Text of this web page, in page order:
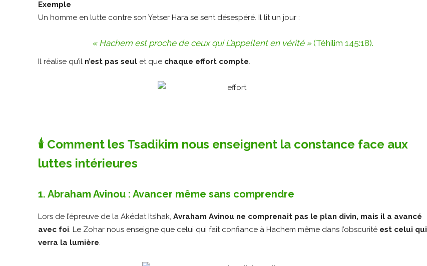
Exemple
Un homme en lutte contre son Yetser Hara se sent désespéré. Il lit un jour :
« Hachem est proche de ceux qui L’appellent en vérité »(Téhilim 145:18).
Il réalise qu’il n’est pas seul et que chaque effort compte.
🕯️ Comment les Tsadikim nous enseignent la constance face aux
luttes intérieures
1. Abraham Avinou : Avancer même sans comprendre
Lors de l’épreuve de la Akédat Its’hak, Avraham Avinou ne comprenait pas le plan divin, mais il a avancé
avec foi. Le Zohar nous enseigne que celui qui fait confiance à Hachem même dans l’obscurité est celui qui
verra la lumière.